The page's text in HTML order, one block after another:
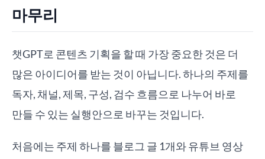
마무리
챗GPT로 콘텐츠 기획을 할 때 가장 중요한 것은 더
많은 아이디어를 받는 것이 아닙니다. 하나의 주제를
독자, 채널, 제목, 구성, 검수 흐름으로 나누어 바로
만들 수 있는 실행안으로 바꾸는 것입니다.
처음에는 주제 하나를 블로그 글 1개와 유튜브 영상